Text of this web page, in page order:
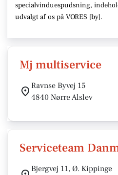
specialvinduespudsning,
udvalgt af os på VORES [by].
Mj multiservice
Ravnse Byvej 15
4840 Nørre Alslev
Serviceteam
Bjergvej 11, Ø. Kippinge